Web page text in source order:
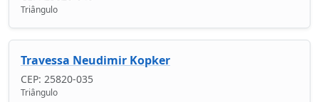
Triângulo
Travessa Neudimir Kopker
CEP: 25820-035
Triângulo